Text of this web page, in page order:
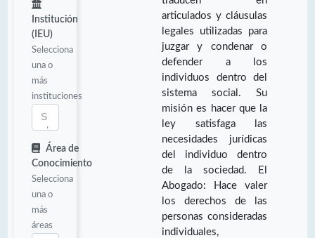
Institución
(IEU)
Selecciona
una o
más
instituciones
Área de
Conocimiento
Selecciona
una o
más
áreas
articulados y cláusulas
legales utilizadas para
juzgar y condenar o
defender a los
individuos dentro del
sistema social. Su
misión es hacer que la
ley satisfaga las
necesidades jurídicas
del individuo dentro
de la sociedad. El
Abogado: Hace valer
los derechos de las
personas consideradas
individuales,